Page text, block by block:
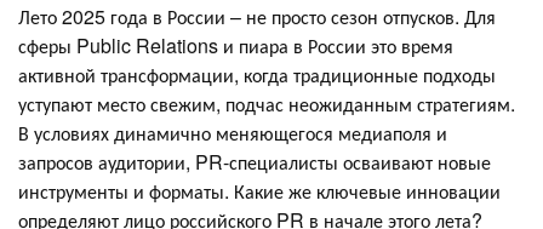
Лето 2025 года в России – не просто сезон отпусков. Для
сферы Public Relations и пиара в России это время
активной трансформации, когда традиционные подходы
уступают место свежим, подчас неожиданным стратегиям.
В условиях динамично меняющегося медиаполя и
запросов аудитории, PR-специалисты осваивают новые
инструменты и форматы. Какие же ключевые инновации
определяют лицо российского PR в начале этого лета?